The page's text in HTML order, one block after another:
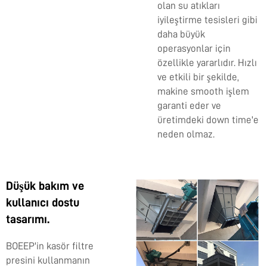
olan su atıkları
iyileştirme tesisleri gibi
daha büyük
operasyonlar için
özellikle yararlıdır. Hızlı
ve etkili bir şekilde,
makine smooth işlem
garanti eder ve
üretimdeki down time'e
neden olmaz.
Düşük bakım ve
kullanıcı dostu
tasarımı.
BOEEP'in kasör filtre
presini kullanmanın